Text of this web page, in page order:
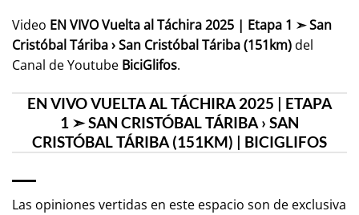
Video EN VIVO Vuelta al Táchira 2025 | Etapa 1 ➣ San
Cristóbal Táriba › San Cristóbal Táriba (151km)del
Canal de Youtube BiciGlifos.
EN VIVO VUELTA AL TÁCHIRA 2025 | ETAPA
1 ➣ SAN CRISTÓBAL TÁRIBA › SAN
CRISTÓBAL TÁRIBA (151KM) | BICIGLIFOS
Las opiniones vertidas en este espacio son de exclusiva